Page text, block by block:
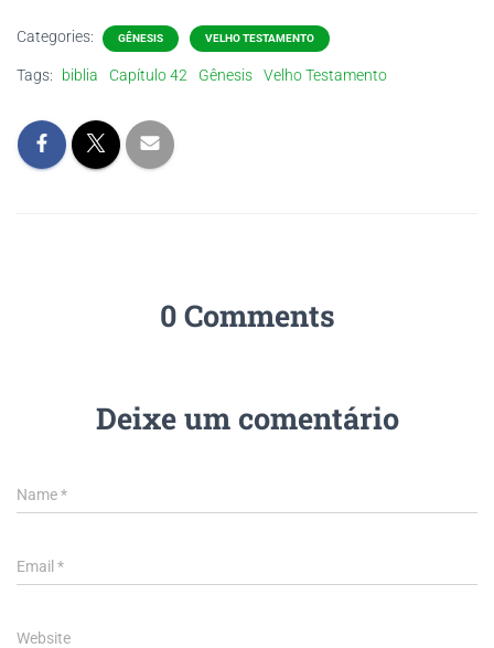
Categories: GÊNESIS VELHO TESTAMENTO
Tags: biblia Capítulo 42 Gênesis Velho Testamento
0 Comments
Deixe um comentário
Name*
Email *
Website